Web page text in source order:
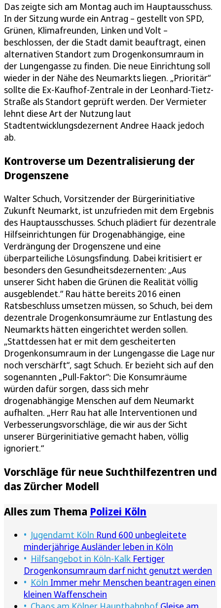
Das zeigte sich am Montag auch im Hauptausschuss.
In der Sitzung wurde ein Antrag – gestellt von SPD,
Grünen, Klimafreunden, Linken und Volt –
beschlossen, der die Stadt damit beauftragt, einen
alternativen Standort zum Drogenkonsumraum in
der Lungengasse zu finden. Die neue Einrichtung soll
wieder in der Nähe des Neumarkts liegen. „Prioritär“
sollte die Ex-Kaufhof-Zentrale in der Leonhard-Tietz-
Straße als Standort geprüft werden. Der Vermieter
lehnt diese Art der Nutzung laut
Stadtentwicklungsdezernent Andree Haack jedoch
ab.
Kontroverse um Dezentralisierung der
Drogenszene
Walter Schuch, Vorsitzender der Bürgerinitiative
Zukunft Neumarkt, ist unzufrieden mit dem Ergebnis
des Hauptausschusses. Schuch plädiert für dezentrale
Hilfseinrichtungen für Drogenabhängige, eine
Verdrängung der Drogenszene und eine
überparteiliche Lösungsfindung. Dabei kritisiert er
besonders den Gesundheitsdezernenten: „Aus
unserer Sicht haben die Grünen die Realität völlig
ausgeblendet.“ Rau hätte bereits 2016 einen
Ratsbeschluss umsetzen müssen, so Schuch, bei dem
dezentrale Drogenkonsumräume zur Entlastung des
Neumarkts hätten eingerichtet werden sollen.
„Stattdessen hat er mit dem gescheiterten
Drogenkonsumraum in der Lungengasse die Lage nur
noch verschärft“, sagt Schuch. Er bezieht sich auf den
sogenannten „Pull-Faktor“: Die Konsumräume
würden dafür sorgen, dass sich mehr
drogenabhängige Menschen auf dem Neumarkt
aufhalten. „Herr Rau hat alle Interventionen und
Verbesserungsvorschläge, die wir aus der Sicht
unserer Bürgerinitiative gemacht haben, völlig
ignoriert.“
Vorschläge für neue Suchthilfezentren und
das Zürcher Modell
Alles zum Thema Polizei Köln
Jugendamt Köln Rund 600 unbegleitete
minderjährige Ausländer leben in Köln
Hilfsangebot in Köln-Kalk Fertiger
Drogenkonsumraum darf nicht genutzt werden
Köln Immer mehr Menschen beantragen einen
kleinen Waffenschein